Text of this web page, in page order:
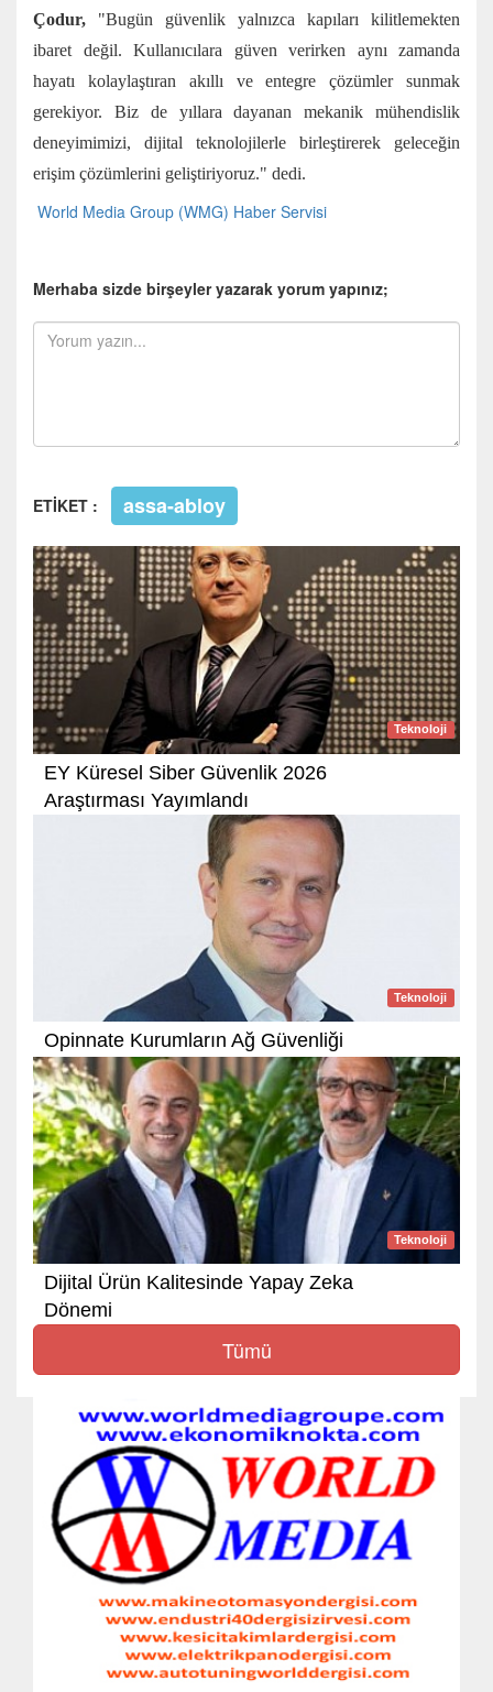
Çodur, "Bugün güvenlik yalnızca kapıları kilitlemekten
ibaret değil. Kullanıcılara güven verirken aynı zamanda
hayatı kolaylaştıran akıllı ve entegre çözümler sunmak
gerekiyor. Biz de yıllara dayanan mekanik mühendislik
deneyimimizi, dijital teknolojilerle birleştirerek geleceğin
erişim çözümlerini geliştiriyoruz." dedi.
World Media Group (WMG) Haber Servisi
Merhaba sizde birşeyler yazarak yorum yapınız;
ETİKET : assa-abloy
Teknoloji
EY Küresel Siber Güvenlik 2026
Araştırması Yayımlandı
Teknoloji
Opinnate Kurumların Ağ Güvenliği
Teknoloji
Dijital Ürün Kalitesinde Yapay Zeka
Dönemi
Tümü